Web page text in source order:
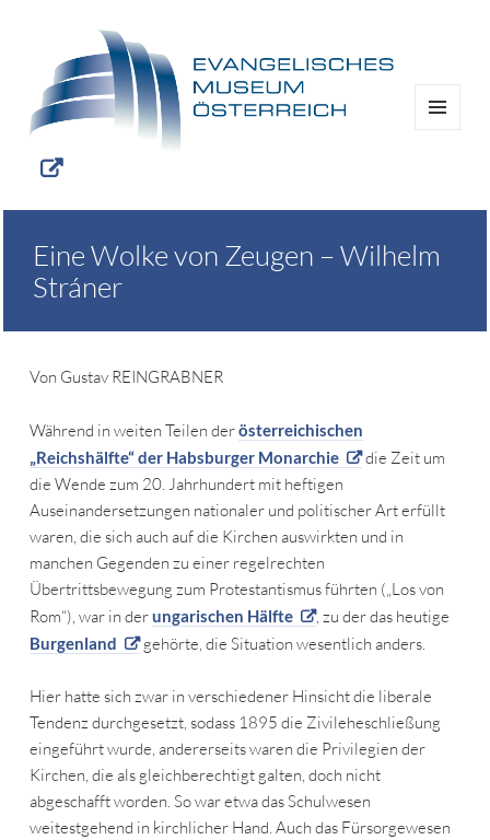
Eine Wolke von Zeugen – Wilhelm
Stráner
Von Gustav REINGRABNER
Während in weiten Teilen derösterreichischen
„Reichshälfte“ der Habsburger Monarchie
die Zeit um
die Wende zum 20. Jahrhundert mit heftigen
Auseinandersetzungen nationaler und politischer Art erfüllt
waren, die sich auch auf die Kirchen auswirkten und in
manchen Gegenden zu einer regelrechten
Übertrittsbewegung zum Protestantismus führten („Los von
Rom“), war in derungarischen Hälfte , zu der das heutige
Burgenland gehörte, die Situation wesentlich anders.
Hier hatte sich zwar in verschiedener Hinsicht die liberale
Tendenz durchgesetzt, sodass 1895 die Zivileheschließung
eingeführt wurde, andererseits waren die Privilegien der
Kirchen, die als gleichberechtigt galten, doch nicht
abgeschafft worden. So war etwa das Schulwesen
weitestgehend in kirchlicher Hand. Auch das Fürsorgewesen